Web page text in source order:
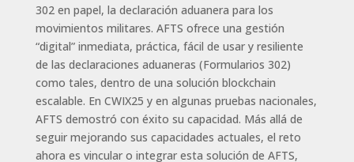
302 en papel, la declaración aduanera para los
movimientos militares. AFTS ofrece una gestión
“digital” inmediata, práctica, fácil de usar y resiliente
de las declaraciones aduaneras (Formularios 302)
como tales, dentro de una solución blockchain
escalable. En CWIX25 y en algunas pruebas nacionales,
AFTS demostró con éxito su capacidad. Más allá de
seguir mejorando sus capacidades actuales, el reto
ahora es vincular o integrar esta solución de AFTS,